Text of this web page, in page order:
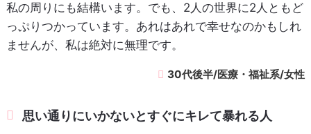
私の周りにも結構います。でも、2人の世界に2人ともど
っぷりつかっています。あれはあれで幸せなのかもしれ
ませんが、私は絶対に無理です。
30代後半/医療・福祉系/女性
思い通りにいかないとすぐにキレて暴れる人